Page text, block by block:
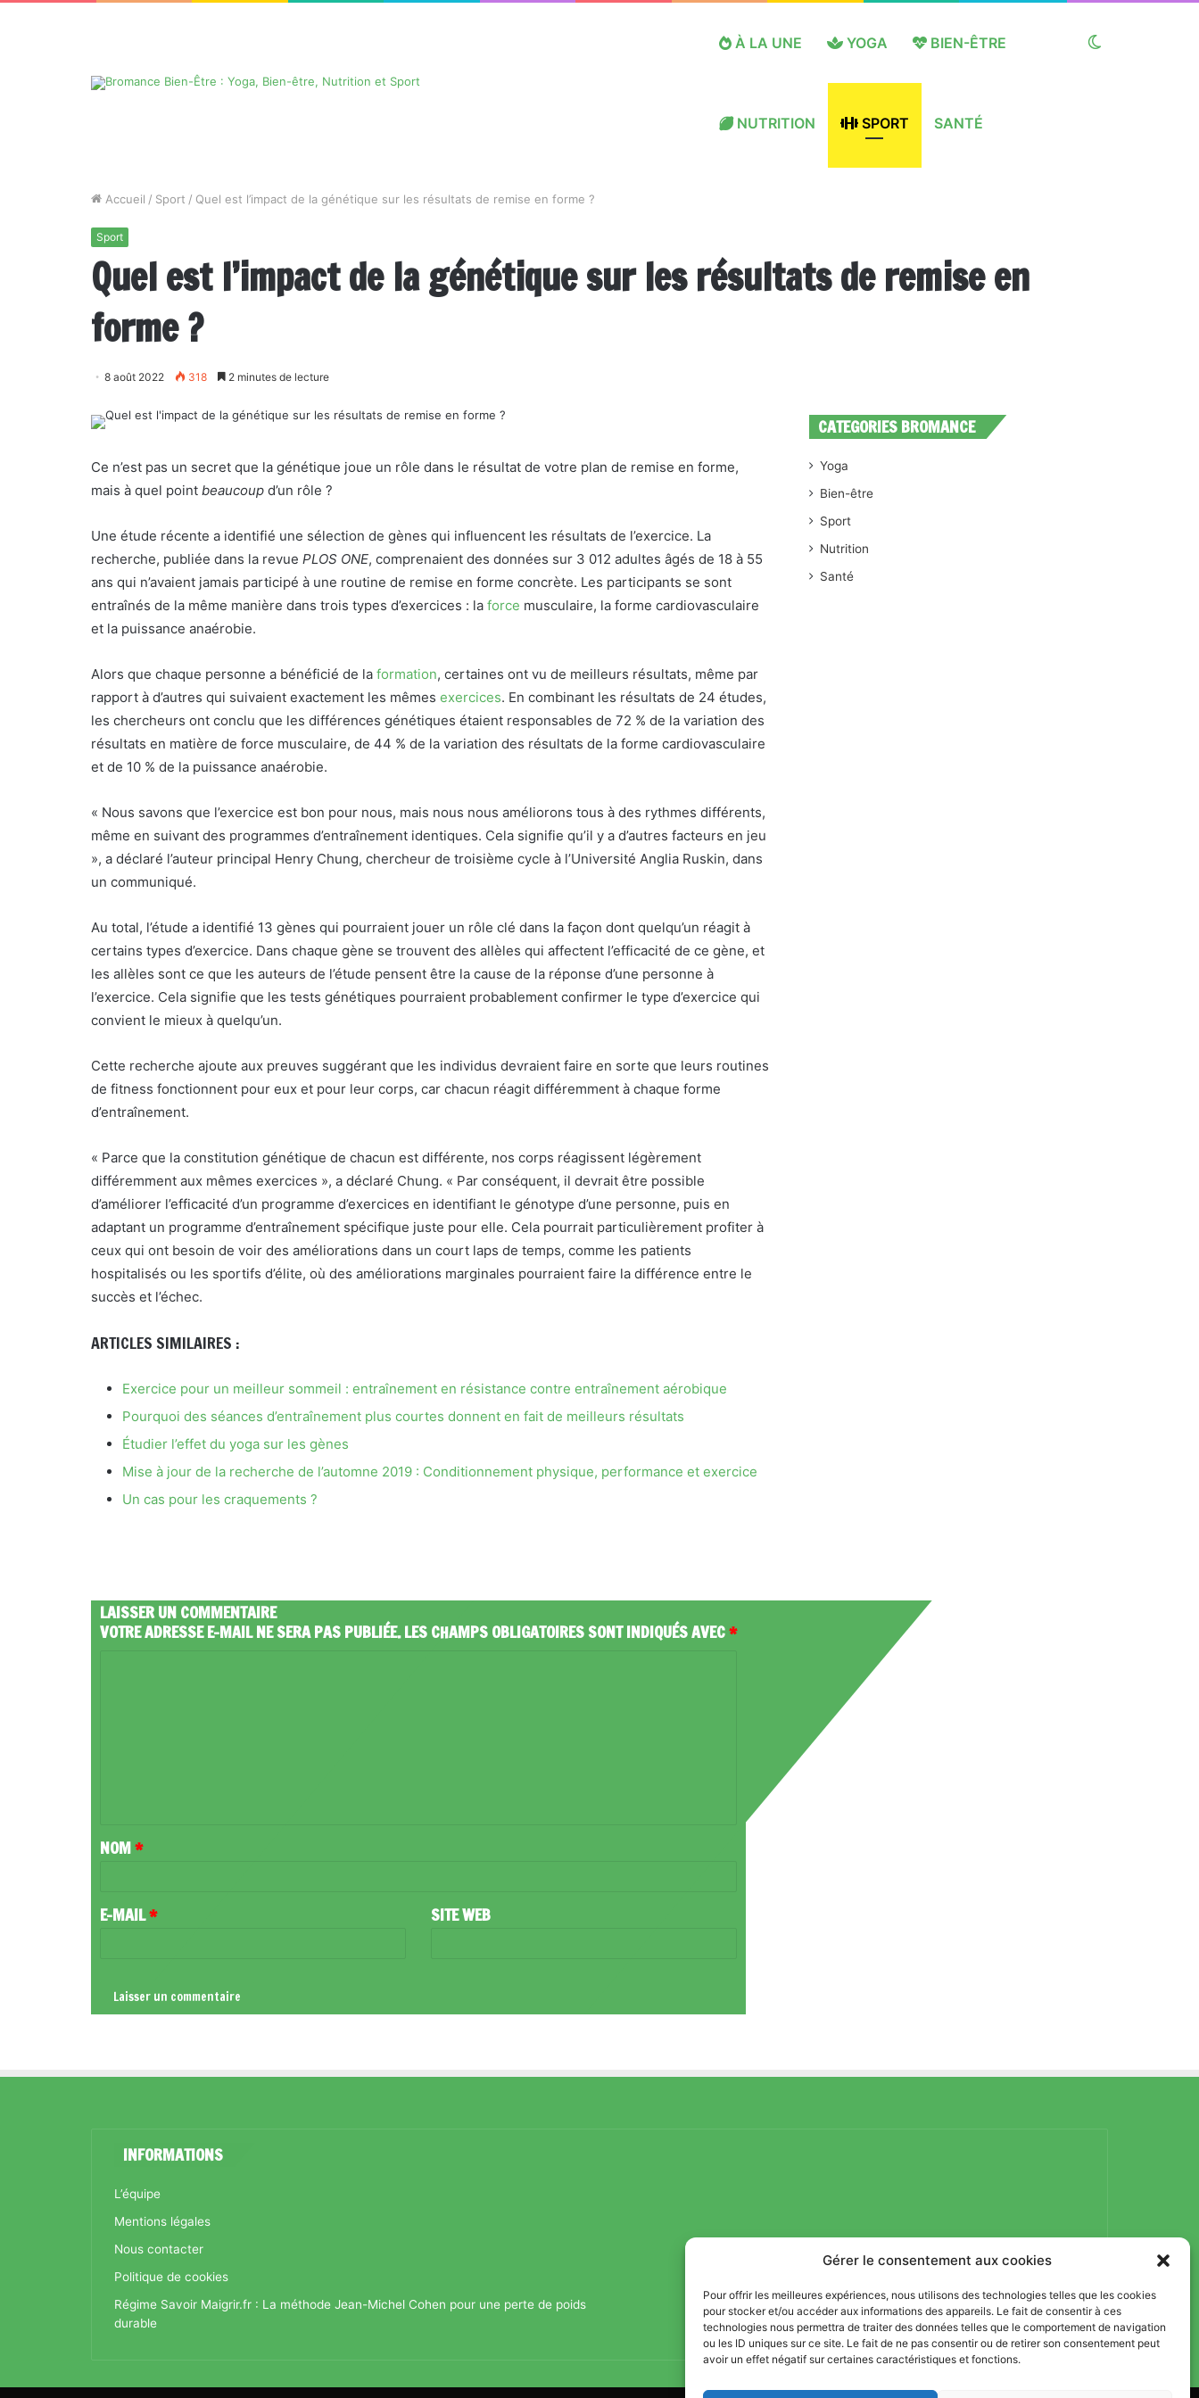
Gérer le consentement aux cookies
Pour offrir les meilleures expériences, nous utilisons des technologies telles que les cookies
pour stocker et/ou accéder aux informations des appareils. Le fait de consentir à ces
technologies nous permettra de traiter des données telles que le comportement de navigation
ou les ID uniques sur ce site. Le fait de ne pas consentir ou de retirer son consentement peut
avoir un effet négatif sur certaines caractéristiques et fonctions.
À LA UNE YOGA BIEN-ÊTRE
NUTRITION SPORT SANTÉ
Accueil / Sport / Quel est l’impact de la génétique sur les résultats de remise en forme ?
Sport
Quel est l’impact de la génétique sur les résultats de remise en
forme ?
8 août 2022 318 2 minutes de lecture
Ce n’est pas un secret que la génétique joue un rôle dans le résultat de votre plan de remise en forme,
mais à quel point beaucoup d’un rôle ?
Une étude récente a identifié une sélection de gènes qui influencent les résultats de l’exercice. La
recherche, publiée dans la revue PLOS ONE, comprenaient des données sur 3 012 adultes âgés de 18 à 55
ans qui n’avaient jamais participé à une routine de remise en forme concrète. Les participants se sont
entraînés de la même manière dans trois types d’exercices : la force musculaire, la forme cardiovasculaire
et la puissance anaérobie.
Alors que chaque personne a bénéficié de la formation, certaines ont vu de meilleurs résultats, même par
rapport à d’autres qui suivaient exactement les mêmes exercices. En combinant les résultats de 24 études,
les chercheurs ont conclu que les différences génétiques étaient responsables de 72 % de la variation des
résultats en matière de force musculaire, de 44 % de la variation des résultats de la forme cardiovasculaire
et de 10 % de la puissance anaérobie.
« Nous savons que l’exercice est bon pour nous, mais nous nous améliorons tous à des rythmes différents,
même en suivant des programmes d’entraînement identiques. Cela signifie qu’il y a d’autres facteurs en jeu
», a déclaré l’auteur principal Henry Chung, chercheur de troisième cycle à l’Université Anglia Ruskin, dans
un communiqué.
Au total, l’étude a identifié 13 gènes qui pourraient jouer un rôle clé dans la façon dont quelqu’un réagit à
certains types d’exercice. Dans chaque gène se trouvent des allèles qui affectent l’efficacité de ce gène, et
les allèles sont ce que les auteurs de l’étude pensent être la cause de la réponse d’une personne à
l’exercice. Cela signifie que les tests génétiques pourraient probablement confirmer le type d’exercice qui
convient le mieux à quelqu’un.
Cette recherche ajoute aux preuves suggérant que les individus devraient faire en sorte que leurs routines
de fitness fonctionnent pour eux et pour leur corps, car chacun réagit différemment à chaque forme
d’entraînement.
« Parce que la constitution génétique de chacun est différente, nos corps réagissent légèrement
différemment aux mêmes exercices », a déclaré Chung. « Par conséquent, il devrait être possible
d’améliorer l’efficacité d’un programme d’exercices en identifiant le génotype d’une personne, puis en
adaptant un programme d’entraînement spécifique juste pour elle. Cela pourrait particulièrement profiter à
ceux qui ont besoin de voir des améliorations dans un court laps de temps, comme les patients
hospitalisés ou les sportifs d’élite, où des améliorations marginales pourraient faire la différence entre le
succès et l’échec.
ARTICLES SIMILAIRES :
Exercice pour un meilleur sommeil : entraînement en résistance contre entraînement aérobique
Pourquoi des séances d’entraînement plus courtes donnent en fait de meilleurs résultats
Étudier l’effet du yoga sur les gènes
Mise à jour de la recherche de l’automne 2019 : Conditionnement physique, performance et exercice
Un cas pour les craquements ?
LAISSER UN COMMENTAIRE
VOTRE ADRESSE E-MAIL NE SERA PAS PUBLIÉE.LES CHAMPS OBLIGATOIRES SONT INDIQUÉS AVEC*
A
R
NOM*
E-MAIL* SITE WEB
CATEGORIES BROMANCE
Yoga
Bien-être
Sport
Nutrition
Santé
INFORMATIONS
L’équipe
Mentions légales
Nous contacter
Politique de cookies
Régime Savoir Maigrir.fr : La méthode Jean-Michel Cohen pour une perte de poids
durable